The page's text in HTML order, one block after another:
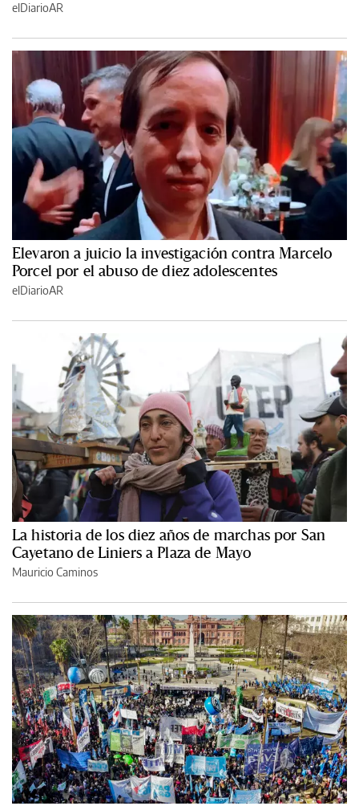
elDiarioAR
Elevaron a juicio la investigación contra Marcelo
Porcel por el abuso de diez adolescentes
elDiarioAR
La historia de los diez años de marchas por San
Cayetano de Liniers a Plaza de Mayo
Mauricio Caminos